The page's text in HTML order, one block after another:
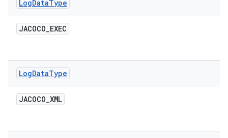
LogDataType
JACOCO_EXEC
LogDataType
JACOCO_XML